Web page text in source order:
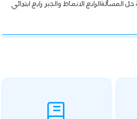
الانماط والجبر رابع ابتدائي